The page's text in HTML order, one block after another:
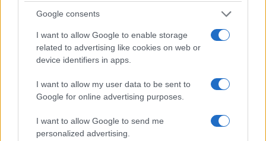
Google consents
I want to allow Google to enable storage
related to advertising like cookies on web or
device identifiers in apps.
I want to allow my user data to be sent to
Google for online advertising purposes.
I want to allow Google to send me
personalized advertising.
Incendi, a San Pasquale arriva il Campo Base:
Andrea Mura conquista Palau: grande
minori, Albieri: “Episodi gravissimi”